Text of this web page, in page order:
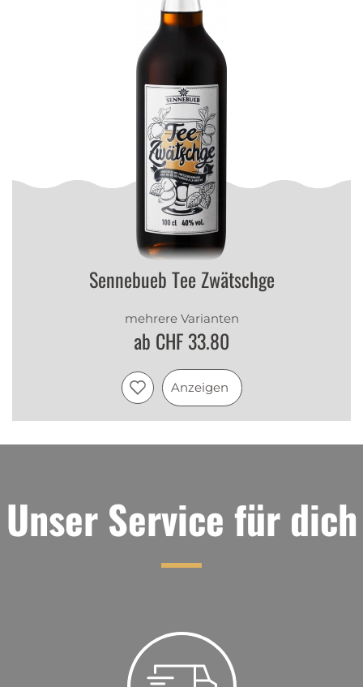
Sennebueb Tee Zwätschge
mehrere Varianten
ab CHF 33.80
Anzeigen
Unser Service für dich